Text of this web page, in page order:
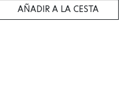
AÑADIR A LA CESTA